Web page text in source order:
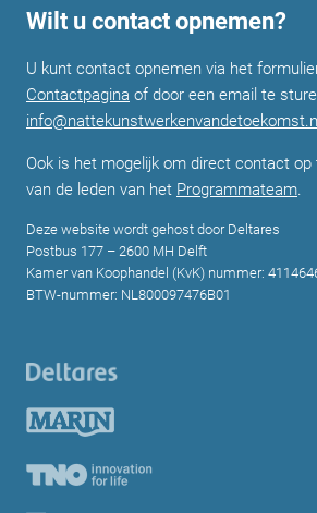
Wilt u contact opnemen?
U kunt contact opnemen via het
Contactpagina of door een email te
info@nattekunstwerkenvandetoekomst.nl
Ook is het mogelijk om direct contact
van de leden van het Programmateam.
Deze website wordt gehost door Deltares
Postbus 177 – 2600 MH Delft
Kamer van Koophandel (KvK) nummer:
BTW-nummer: NL800097476B01